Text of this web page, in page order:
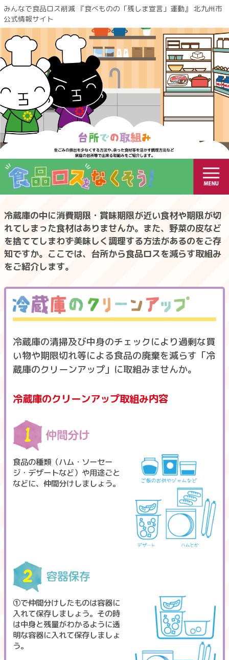
みんなで食品ロス削減 『食べものの「残しま宣言」運動』 北九州市
公式情報サイト
冷蔵庫の中に消費期限・賞味期限が近い食材や期限が切
れてしまった食材はありませんか。また、野菜の皮など
を捨ててしまわず美味しく調理する方法があるのをご存
知ですか。ここでは、台所から食品ロスを減らす取組み
をご紹介します。
冷蔵庫の清掃及び中身のチェックにより過剰な買
い物や期限切れ等による食品の廃棄を減らす「冷
蔵庫のクリーンアップ」に取組みませんか。
冷蔵庫のクリーンアップ取組み内容
食品の種類（ハム・ソーセー
ジ・デザートなど）や用途ごと
などに、仲間分けしましょう。
①で仲間分けしたものは容器に
入れて保存しましょう。その時
は中身と残量がわかるように透
明な容器に入れて保存しましょ
う。